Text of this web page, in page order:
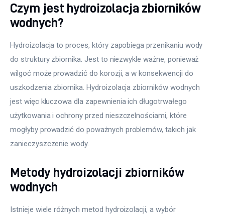
Czym jest hydroizolacja zbiorników
wodnych?
Hydroizolacja to proces, który zapobiega przenikaniu wody
do struktury zbiornika. Jest to niezwykle ważne, ponieważ
wilgoć może prowadzić do korozji, a w konsekwencji do
uszkodzenia zbiornika. Hydroizolacja zbiorników wodnych
jest więc kluczowa dla zapewnienia ich długotrwałego
użytkowania i ochrony przed nieszczelnościami, które
mogłyby prowadzić do poważnych problemów, takich jak
zanieczyszczenie wody.
Metody hydroizolacji zbiorników
wodnych
Istnieje wiele różnych metod hydroizolacji, a wybór